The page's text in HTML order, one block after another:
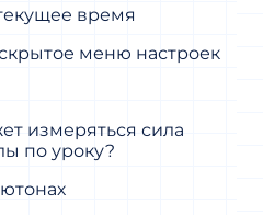
время
меню настроек
измеряться сила
по уроку?